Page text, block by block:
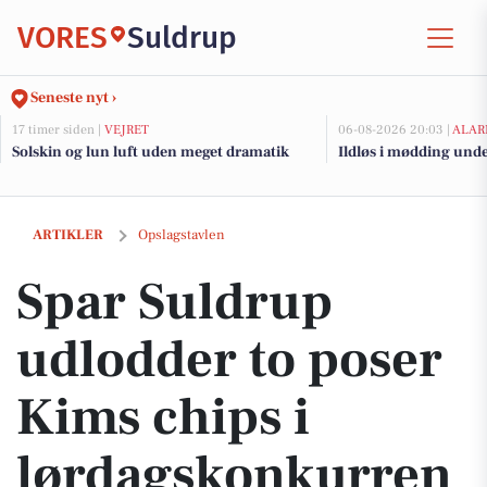
VORES Suldrup
Seneste nyt ›
17 timer siden | VEJRET
Solskin og lun luft uden meget dramatik
06-08-2026 20:03 |
Ildløs i mødding
ARTIKLER Opslagstavlen
Spar Suldrup udlodder to poser Kims chips i lørdagskonkurrence
Spar Suldrup
udlodder to poser
Kims chips i